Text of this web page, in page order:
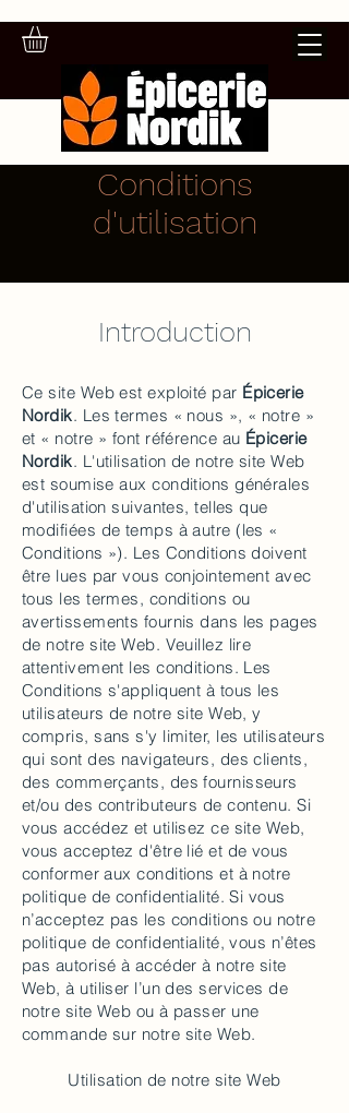
Conditions
d'utilisation
Introduction
Ce site Web est exploité par Épicerie
Nordik. Les termes « nous », « notre »
et « notre » font référence au Épicerie
Nordik. L'utilisation de notre site Web
est soumise aux conditions générales
d'utilisation suivantes, telles que
modifiées de temps à autre (les «
Conditions »). Les Conditions doivent
être lues par vous conjointement avec
tous les termes, conditions ou
avertissements fournis dans les pages
de notre site Web. Veuillez lire
attentivement les conditions. Les
Conditions s'appliquent à tous les
utilisateurs de notre site Web, y
compris, sans s'y limiter, les utilisateurs
qui sont des navigateurs, des clients,
des commerçants, des fournisseurs
et/ou des contributeurs de contenu. Si
vous accédez et utilisez ce site Web,
vous acceptez d'être lié et de vous
conformer aux conditions et à notre
politique de confidentialité. Si vous
n’acceptez pas les conditions ou notre
politique de confidentialité, vous n’êtes
pas autorisé à accéder à notre site
Web, à utiliser l’un des services de
notre site Web ou à passer une
commande sur notre site Web.
Utilisation de notre site Web